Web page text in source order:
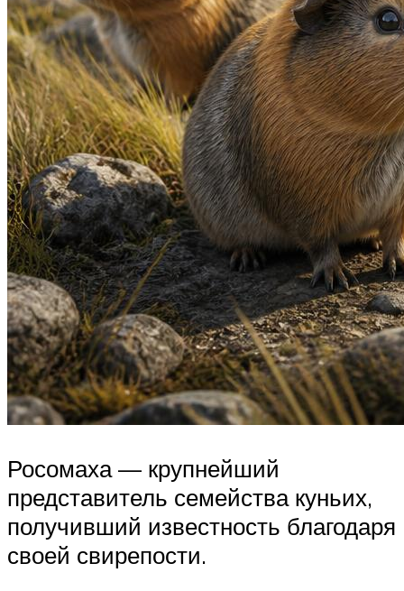
Росомаха — крупнейший
представитель семейства куньих,
получивший известность благодаря
своей свирепости.